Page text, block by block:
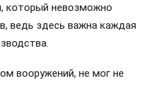
который невозможно
ведь здесь важна каждая
вооружений, не мог не